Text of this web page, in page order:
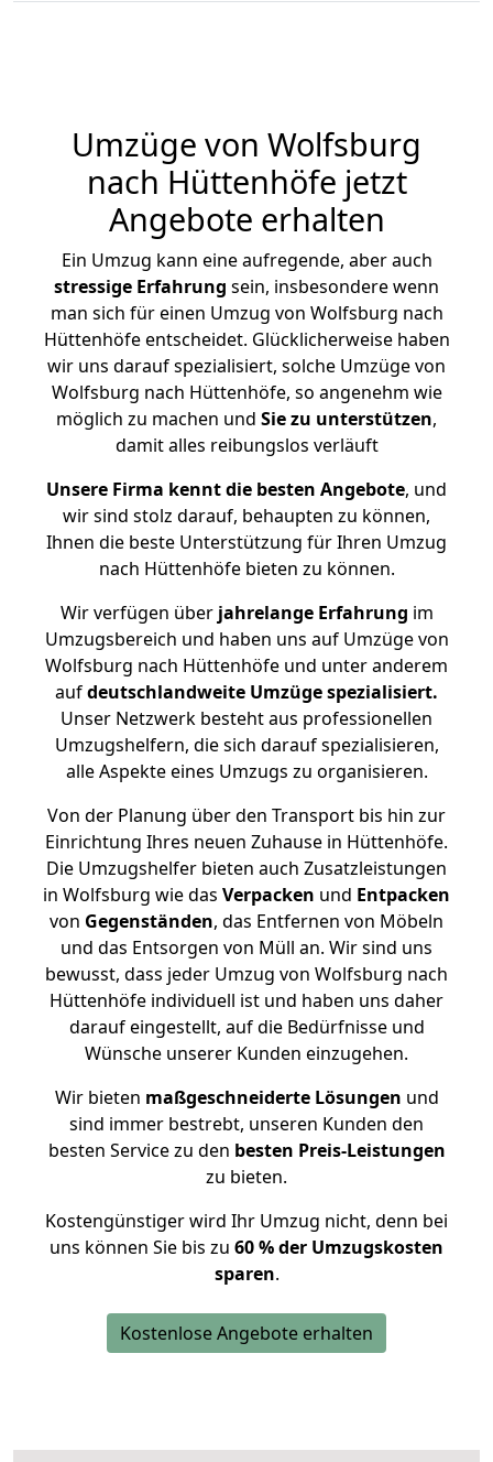
Umzüge von Wolfsburg
nach Hüttenhöfe jetzt
Angebote erhalten
Ein Umzug kann eine aufregende, aber auch
stressige Erfahrung sein, insbesondere wenn
man sich für einen Umzug von Wolfsburg nach
Hüttenhöfe entscheidet. Glücklicherweise haben
wir uns darauf spezialisiert, solche Umzüge von
Wolfsburg nach Hüttenhöfe, so angenehm wie
möglich zu machen und Sie zu unterstützen,
damit alles reibungslos verläuft
Unsere Firma kennt die besten Angebote, und
wir sind stolz darauf, behaupten zu können,
Ihnen die beste Unterstützung für Ihren Umzug
nach Hüttenhöfe bieten zu können.
Wir verfügen überjahrelange Erfahrung im
Umzugsbereich und haben uns auf Umzüge von
Wolfsburg nach Hüttenhöfe und unter anderem
aufdeutschlandweite Umzüge spezialisiert.
Unser Netzwerk besteht aus professionellen
Umzugshelfern, die sich darauf spezialisieren,
alle Aspekte eines Umzugs zu organisieren.
Von der Planung über den Transport bis hin zur
Einrichtung Ihres neuen Zuhause in Hüttenhöfe.
Die Umzugshelfer bieten auch Zusatzleistungen
in Wolfsburg wie das Verpacken und Entpacken
von Gegenständen, das Entfernen von Möbeln
und das Entsorgen von Müll an. Wir sind uns
bewusst, dass jeder Umzug von Wolfsburg nach
Hüttenhöfe individuell ist und haben uns daher
darauf eingestellt, auf die Bedürfnisse und
Wünsche unserer Kunden einzugehen.
Wir bieten maßgeschneiderte Lösungen und
sind immer bestrebt, unseren Kunden den
besten Service zu den besten Preis-Leistungen
zu bieten.
Kostengünstiger wird Ihr Umzug nicht, denn bei
uns können Sie bis zu 60 % der Umzugskosten
sparen.
Kostenlose Angebote erhalten